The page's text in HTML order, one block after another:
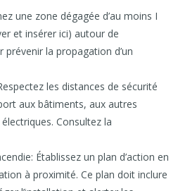
une zone dégagée d’au moins I
et insérer ici) autour de
prévenir la propagation d’un
les distances de sécurité
aux bâtiments, aux autres
Consultez la
Établissez un plan d’action en
à proximité. Ce plan doit inclure